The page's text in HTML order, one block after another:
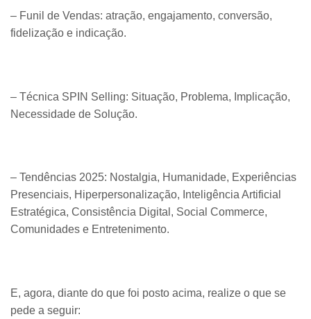
– Funil de Vendas: atração, engajamento, conversão,
fidelização e indicação.
– Técnica SPIN Selling: Situação, Problema, Implicação,
Necessidade de Solução.
– Tendências 2025: Nostalgia, Humanidade, Experiências
Presenciais, Hiperpersonalização, Inteligência Artificial
Estratégica, Consistência Digital, Social Commerce,
Comunidades e Entretenimento.
E, agora, diante do que foi posto acima, realize o que se
pede a seguir: